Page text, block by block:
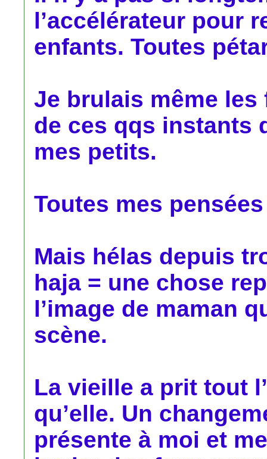
l’accélérateur pour
enfants. Toutes
Je brulais même
de ces qqs instants
mes petits.
Toutes mes
Mais hélas depuis
haja = une chose
l’image de maman
scène.
La vieille a prit tout
qu’elle. Un
présente à moi et